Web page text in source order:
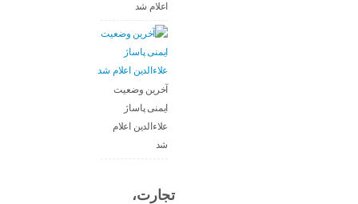
اعلام شد
آخرین وضعیت
ایمنی پاساژ
علاءالدین اعلام
شد
تجارت،